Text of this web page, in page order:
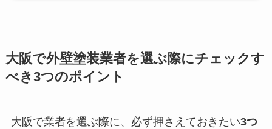
大阪で外壁塗装業者を選ぶ際にチェックす
べき3つのポイント
大阪で業者を選ぶ際に、必ず押さえておきたい3つ